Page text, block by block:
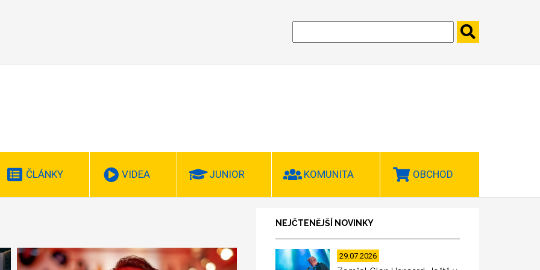
ČLÁNKY VIDEA JUNIOR KOMUNITA OBCHOD
NEJČTENĚJŠÍ NOVINKY
29.07.2026